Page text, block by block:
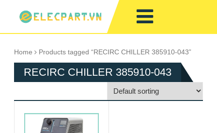
Home Products tagged “RECIRC CHILLER 385910-043”
RECIRC CHILLER 385910-043